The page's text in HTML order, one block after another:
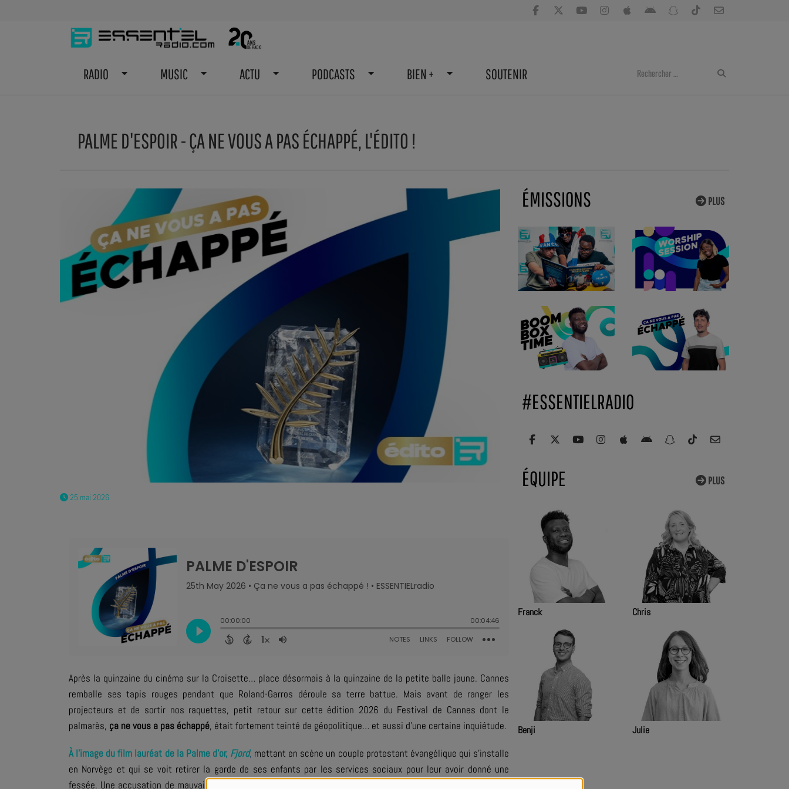
RADIO MUSIC ACTU PODCASTS BIEN + SOUTENIR
PALME D'ESPOIR - ÇA NE VOUS A PAS ÉCHAPPÉ, L'ÉDITO !
25 mai 2026
Après la quinzaine du cinéma sur la Croisette… place désormais à la quinzaine de la petite balle jaune. Cannes
remballe ses tapis rouges pendant que Roland-Garros déroule sa terre battue. Mais avant de ranger les
projecteurs et de sortir nos raquettes, petit retour sur cette édition 2026 du Festival de Cannes dont le
palmarès, ça ne vous a pas échappé, était fortement teinté de géopolitique… et aussi d’une certaine inquiétude.
À l’image du film lauréat de la Palme d’or, Fjord, mettant en scène un couple protestant évangélique qui s’installe
en Norvège et qui se voit retirer la garde de ses enfants par les services sociaux pour leur avoir donné une
fessée. Une accusation de mauvais traitements autour de laquelle le réalisateur roumain Cristian Mungiu bâtit
PLUS
ÉMISSIONS
#ESSENTIELRADIO
PLUS
ÉQUIPE
Franck Chris
Benji Julie